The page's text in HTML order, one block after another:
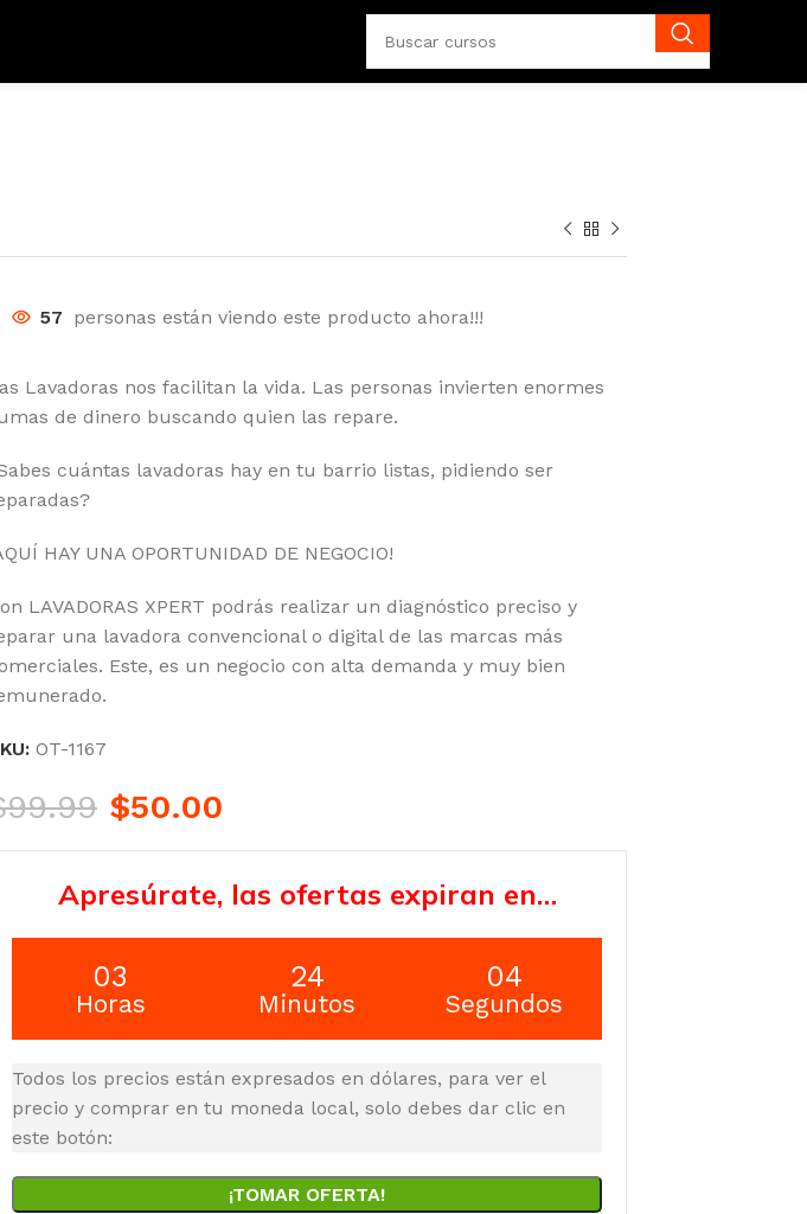
57 personas están viendo este producto ahora!!!
Lavadoras nos facilitan la vida. Las personas invierten enormes
de dinero buscando quien las repare.
cuántas lavadoras hay en tu barrio listas, pidiendo ser
HAY UNA OPORTUNIDAD DE NEGOCIO!
LAVADORAS XPERT podrás realizar un diagnóstico preciso y
una lavadora convencional o digital de las marcas más
Este, es un negocio con alta demanda y muy bien
OT-1167
99.99 $50.00
Apresúrate, las ofertas expiran en…
03
Horas
24
Minutos
03
Segundos
Todos los precios están expresados en dólares, para ver el
precio y comprar en tu moneda local, solo debes dar clic en
este botón:
¡TOMAR OFERTA!